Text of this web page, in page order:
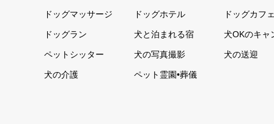
ドッグマッサージ ドッグホテル ドッグカフ
ドッグラン 犬と泊まれる宿 犬OKのキャ
ペットシッター 犬の写真撮影 犬の送迎
犬の介護 ペット霊園•葬儀